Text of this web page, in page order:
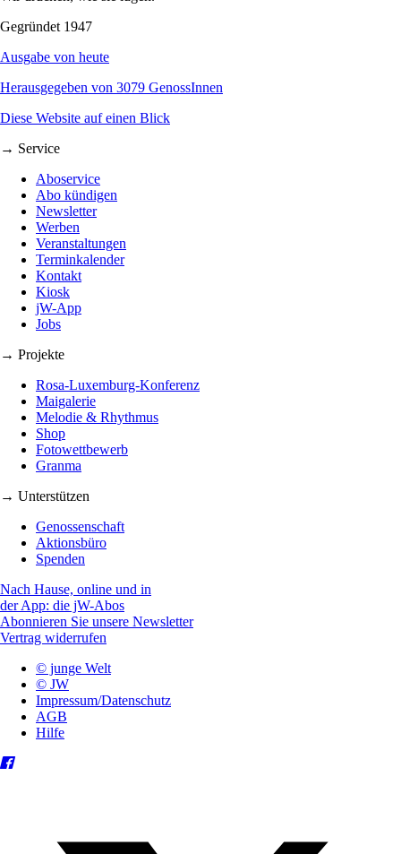
Gegründet 1947
Ausgabe von heute
Herausgegeben von 3079 GenossInnen
Diese Website auf einen Blick
→ Service
Aboservice
Abo kündigen
Newsletter
Werben
Veranstaltungen
Terminkalender
Kontakt
Kiosk
jW-App
Jobs
→ Projekte
Rosa-Luxemburg-Konferenz
Maigalerie
Melodie & Rhythmus
Shop
Fotowettbewerb
Granma
→ Unterstützen
Genossenschaft
Aktionsbüro
Spenden
Nach Hause, online und in
der App: die jW-Abos
Abonnieren Sie unsere Newsletter
Vertrag widerrufen
© junge Welt
© JW
Impressum/Datenschutz
AGB
Hilfe